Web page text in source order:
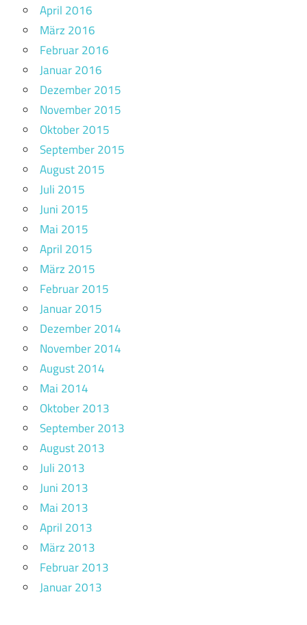
April 2016
März 2016
Februar 2016
Januar 2016
Dezember 2015
November 2015
Oktober 2015
September 2015
August 2015
Juli 2015
Juni 2015
Mai 2015
April 2015
März 2015
Februar 2015
Januar 2015
Dezember 2014
November 2014
August 2014
Mai 2014
Oktober 2013
September 2013
August 2013
Juli 2013
Juni 2013
Mai 2013
April 2013
März 2013
Februar 2013
Januar 2013